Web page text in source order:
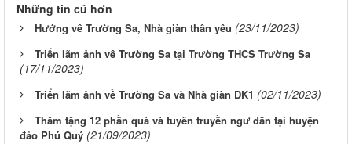
Những tin cũ hơn
Hướng về Trường Sa, Nhà giàn thân yêu (23/11/2023)
Triển lãm ảnh về Trường Sa tại Trường THCS Trường Sa
(17/11/2023)
Triển lãm ảnh về Trường Sa và Nhà giàn DK1 (02/11/2023)
Thăm tặng 12 phần quà và tuyên truyền ngư dân tại huyện
đảo Phú Quý (21/09/2023)